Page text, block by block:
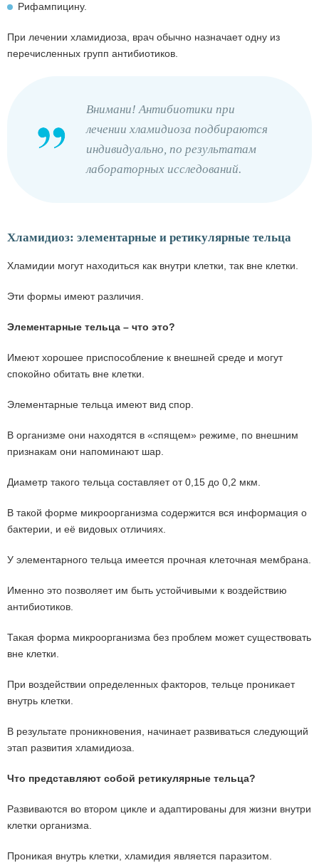
Рифампицину.
При лечении хламидиоза, врач обычно назначает одну из
перечисленных групп антибиотиков.
Внимани! Антибиотики при
лечении хламидиоза подбираются
индивидуально, по результатам
лабораторных исследований.
Хламидиоз: элементарные и ретикулярные тельца
Хламидии могут находиться как внутри клетки, так вне клетки.
Эти формы имеют различия.
Элементарные тельца – что это?
Имеют хорошее приспособление к внешней среде и могут
спокойно обитать вне клетки.
Элементарные тельца имеют вид спор.
В организме они находятся в «спящем» режиме, по внешним
признакам они напоминают шар.
Диаметр такого тельца составляет от 0,15 до 0,2 мкм.
В такой форме микроорганизма содержится вся информация о
бактерии, и её видовых отличиях.
У элементарного тельца имеется прочная клеточная мембрана.
Именно это позволяет им быть устойчивыми к воздействию
антибиотиков.
Такая форма микроорганизма без проблем может существовать
вне клетки.
При воздействии определенных факторов, тельце проникает
внутрь клетки.
В результате проникновения, начинает развиваться следующий
этап развития хламидиоза.
Что представляют собой ретикулярные тельца?
Развиваются во втором цикле и адаптированы для жизни внутри
клетки организма.
Проникая внутрь клетки, хламидия является паразитом.